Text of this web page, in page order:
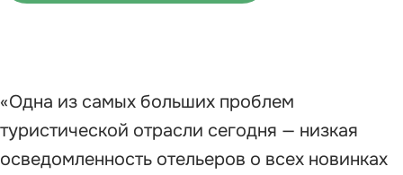
«Одна из самых больших проблем
туристической отрасли сегодня — низкая
осведомленность отельеров о всех новинках